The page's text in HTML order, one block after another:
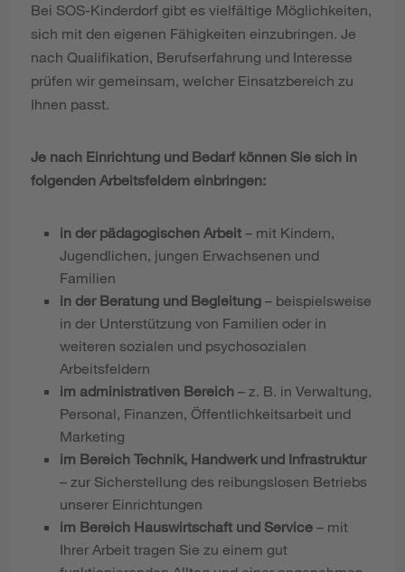
Bei SOS-Kinderdorf gibt es vielfältige Möglichkeiten,
sich mit den eigenen Fähigkeiten einzubringen. Je
nach Qualifikation, Berufserfahrung und Interesse
prüfen wir gemeinsam, welcher Einsatzbereich zu
Ihnen passt.
Je nach Einrichtung und Bedarf können Sie sich in
folgenden Arbeitsfeldern einbringen:
in der pädagogischen Arbeit – mit Kindern,
Jugendlichen, jungen Erwachsenen und
Familien
in der Beratung und Begleitung – beispielsweise
in der Unterstützung von Familien oder in
weiteren sozialen und psychosozialen
Arbeitsfeldern
im administrativen Bereich – z. B. in Verwaltung,
Personal, Finanzen, Öffentlichkeitsarbeit und
Marketing
im Bereich Technik, Handwerk und Infrastruktur
– zur Sicherstellung des reibungslosen Betriebs
unserer Einrichtungen
im Bereich Hauswirtschaft und Service – mit
Ihrer Arbeit tragen Sie zu einem gut